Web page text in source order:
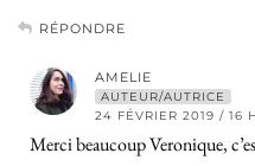
RÉPONDRE
AMELIE
AUTEUR/AUTRICE
24 FÉVRIER 2019 / 16
Merci beaucoup Veronique,